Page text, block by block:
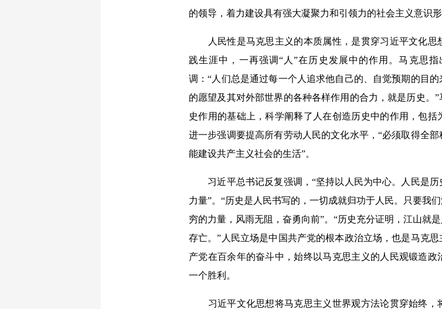
的领导，着力建设具有强大凝聚力和引领力的社会主义意识形
人民性是马克思主义的本质属性，是贯穿习近平文化思
践生涯中，一再强调“人”在历史发展中的作用。马克思
调：“人们总是通过每一个人追求他自己的、自觉预期的目
的愿望及其对外部世界的各种各样作用的合力，就是历史。
史作用的基础上，科学阐释了人在创造历史中的作用，包
进一步强调要提高所有劳动人民的文化水平，“必须取得全
能建设共产主义社会的生活”。
习近平总书记反复强调，“坚持以人民为中心。人民是历
力量”。“历史是人民书写的，一切成就归功于人民。只要我
穷的力量，风雨无阻，奋勇向前”。“历史充分证明，江山就
存亡。”人民立场是中国共产党的根本政治立场，也是马克
产党在百余年的奋斗中，始终以马克思主义的人民观锻造
一个胜利。
习近平文化思想将马克思主义世界观方法论贯穿始终，